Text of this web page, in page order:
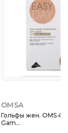
OMSA
Гольфы жен. OMS
Gam...